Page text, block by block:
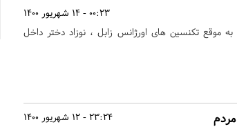
00:23 - 14 شهریور 1400
موقع تکنسین های اورژانس زابل ، نوزاد دختر داخل
23:24 - 12 شهریور 1400